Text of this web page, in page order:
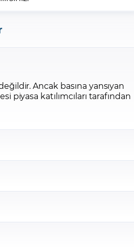
Ancak basına yansıyan
piyasa katılımcıları tarafından